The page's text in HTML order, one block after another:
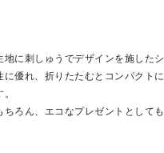
地に刺しゅうでデザインを施した
に優れ、折りたたむとコンパクト
ちろん、エコなプレゼントとして